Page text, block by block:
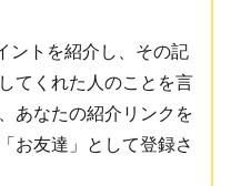
ントを紹介し、その記
てくれた人のことを言
あなたの紹介リンクを
お友達」として登録さ